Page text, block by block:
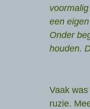
een
Onder
houden.
Vaak
ruzie.